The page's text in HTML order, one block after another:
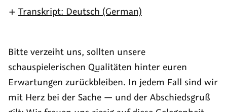
Transkript: Deutsch (German)
Bitte verzeiht uns, sollten unsere
schauspielerischen Qualitäten hinter euren
Erwartungen zurückbleiben. In jedem Fall sind wir
mit Herz bei der Sache — und der Abschiedsgruß